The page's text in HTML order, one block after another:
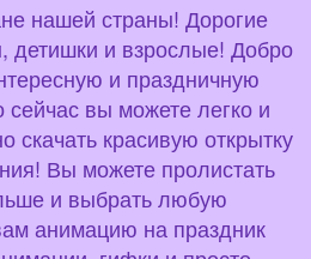
нашей страны! Дорогие
и взрослые! Добро
и праздничную
сейчас вы можете легко и
скачать красивую открытку
Вы можете пролистать
и выбрать любую
анимацию на праздник